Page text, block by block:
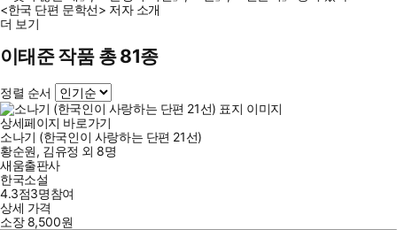
<한국 단편 문학선> 저자 소개
더 보기
이태준 작품 총 81종
정렬 순서
상세페이지 바로가기
소나기 (한국인이 사랑하는 단편 21선)
황순원, 김유정 외 8명
새움출판사
한국소설
4.3점3명참여
상세 가격
소장 8,500원